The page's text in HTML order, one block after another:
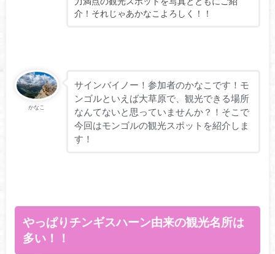
介！それじゃあかなこよろしく！！
かなこ
サインバイノー！参加者のかなこです！モ
ンゴルといえば大草原で、観光できる場所
なんてないと思っていませんか？！そこで
今回はモンゴルの観光スポットを紹介しま
す！
やっぱりチンギスハーン由来の観光名所は
多い！！